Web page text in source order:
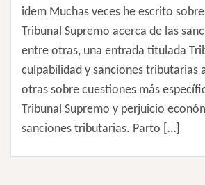
idem Muchas veces he escrito
Tribunal Supremo acerca de las
entre otras, una entrada titulada
culpabilidad y sanciones tributarias
otras sobre cuestiones más
Tribunal Supremo y perjuicio
sanciones tributarias. Parto […]